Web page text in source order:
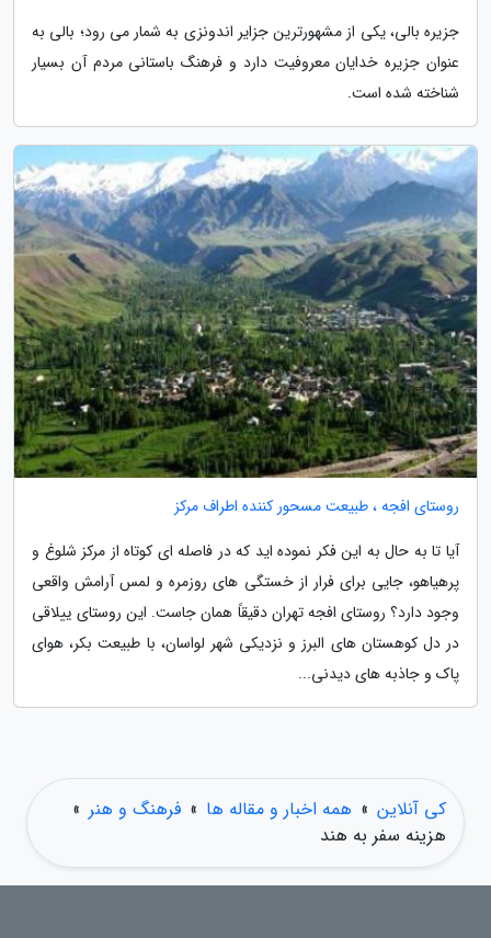
جزیره بالی، یکی از مشهورترین جزایر اندونزی به شمار می رود؛ بالی به
عنوان جزیره خدایان معروفیت دارد و فرهنگ باستانی مردم آن بسیار
شناخته شده است.
روستای افجه ، طبیعت مسحور کننده اطراف مرکز
آیا تا به حال به این فکر نموده اید که در فاصله ای کوتاه از مرکز شلوغ و
پرهیاهو، جایی برای فرار از خستگی های روزمره و لمس آرامش واقعی
وجود دارد؟ روستای افجه تهران دقیقاً همان جاست. این روستای ییلاقی
در دل کوهستان های البرز و نزدیکی شهر لواسان، با طبیعت بکر، هوای
پاک و جاذبه های دیدنی...
کی آنلاین » همه اخبار و مقاله ها » فرهنگ و هنر »
هزینه سفر به هند